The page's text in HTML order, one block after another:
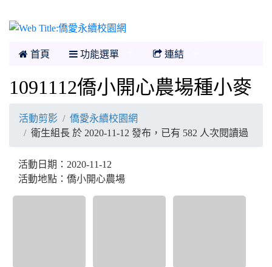
首頁 功能選單 連結
1091112僑小開心農場種小麥
活動剪影
僑愛永續校園網
衛生組長 於 2020-11-12 發布，已有 582 人次閱讀過
活動日期：2020-11-12
活動地點：僑小開心農場